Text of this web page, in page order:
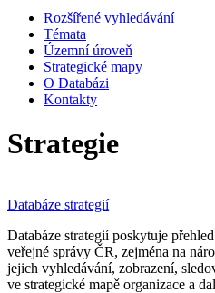
Rozšířené vyhledávání
Témata
Územní úroveň
Strategické mapy
O Databázi
Kontakty
Strategie
Databáze strategií
Databáze strategií poskytuje
veřejné správy ČR, zejména na
jejich vyhledávání, zobrazení,
ve strategické mapě organizace a